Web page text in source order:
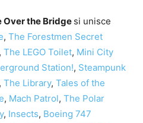
Over the Bridge si unisce
, The Forestmen Secret
, The LEGO Toilet, Mini City
Station!, Steampunk
, The Library, Tales of the
, Mach Patrol, The Polar
, Insects, Boeing 747